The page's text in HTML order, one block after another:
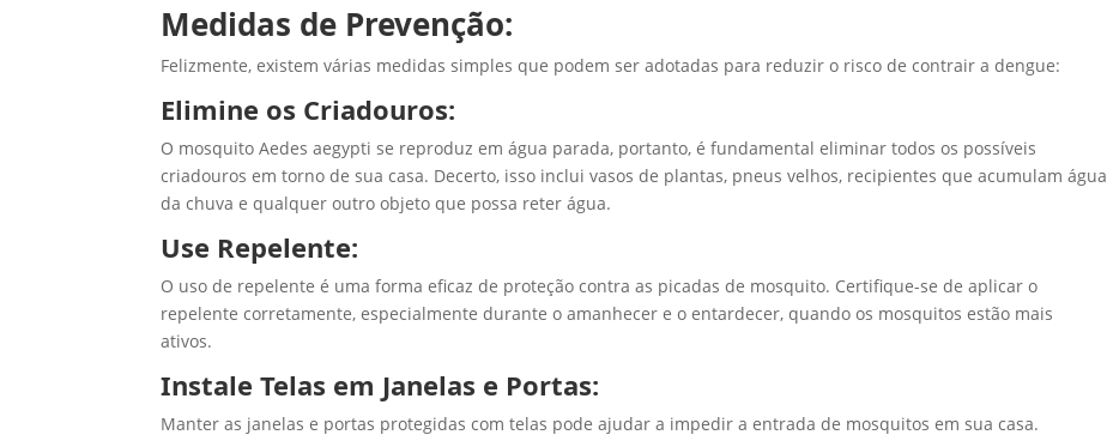
Medidas de Prevenção:
Felizmente, existem várias medidas simples que podem ser adotadas para reduzir o risco de contrair a dengue:
Elimine os Criadouros:
O mosquito Aedes aegypti se reproduz em água parada, portanto, é fundamental eliminar todos os possíveis
criadouros em torno de sua casa. Decerto, isso inclui vasos de plantas, pneus velhos, recipientes que acumulam água
da chuva e qualquer outro objeto que possa reter água.
Use Repelente:
O uso de repelente é uma forma eficaz de proteção contra as picadas de mosquito. Certifique-se de aplicar o
repelente corretamente, especialmente durante o amanhecer e o entardecer, quando os mosquitos estão mais
ativos.
Instale Telas em Janelas e Portas:
Manter as janelas e portas protegidas com telas pode ajudar a impedir a entrada de mosquitos em sua casa.